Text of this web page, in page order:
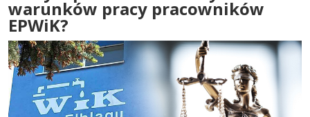
warunków pracy pracowników
EPWiK?